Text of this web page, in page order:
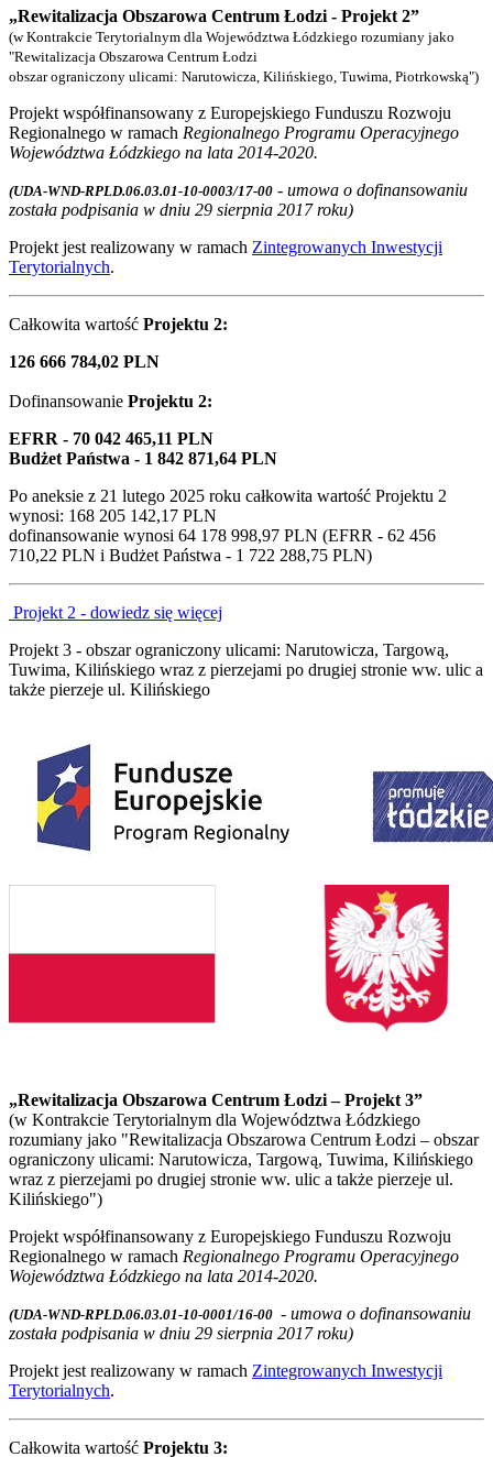
„Rewitalizacja Obszarowa Centrum Łodzi - Projekt 2”
(w Kontrakcie Terytorialnym dla Województwa Łódzkiego rozumiany jako
"Rewitalizacja Obszarowa Centrum Łodzi
obszar ograniczony ulicami: Narutowicza, Kilińskiego, Tuwima, Piotrkowską")
Projekt współfinansowany z Europejskiego Funduszu Rozwoju
Regionalnego w ramach Regionalnego Programu Operacyjnego
Województwa Łódzkiego na lata 2014-2020.
(UDA-WND-RPLD.06.03.01-10-0003/17-00 - umowa o dofinansowaniu
została podpisania w dniu 29 sierpnia 2017 roku)
Projekt jest realizowany w ramach Zintegrowanych Inwestycji
Terytorialnych.
Całkowita wartość Projektu 2:
126 666 784,02 PLN
Dofinansowanie Projektu 2:
EFRR - 70 042 465,11 PLN
Budżet Państwa - 1 842 871,64 PLN
Po aneksie z 21 lutego 2025 roku całkowita wartość Projektu 2
wynosi: 168 205 142,17 PLN
dofinansowanie wynosi 64 178 998,97 PLN (EFRR - 62 456
710,22 PLN i Budżet Państwa - 1 722 288,75 PLN)
Projekt 2 - dowiedz się więcej
Projekt 3 - obszar ograniczony ulicami: Narutowicza, Targową,
Tuwima, Kilińskiego wraz z pierzejami po drugiej stronie ww. ulic a
także pierzeje ul. Kilińskiego
„Rewitalizacja Obszarowa Centrum Łodzi – Projekt 3”
(w Kontrakcie Terytorialnym dla Województwa Łódzkiego
rozumiany jako "Rewitalizacja Obszarowa Centrum Łodzi – obszar
ograniczony ulicami: Narutowicza, Targową, Tuwima, Kilińskiego
wraz z pierzejami po drugiej stronie ww. ulic a także pierzeje ul.
Kilińskiego")
Projekt współfinansowany z Europejskiego Funduszu Rozwoju
Regionalnego w ramach Regionalnego Programu Operacyjnego
Województwa Łódzkiego na lata 2014-2020.
(UDA-WND-RPLD.06.03.01-10-0001/16-00 - umowa o dofinansowaniu
została podpisania w dniu 29 sierpnia 2017 roku)
Projekt jest realizowany w ramach Zintegrowanych Inwestycji
Terytorialnych.
Całkowita wartość Projektu 3: